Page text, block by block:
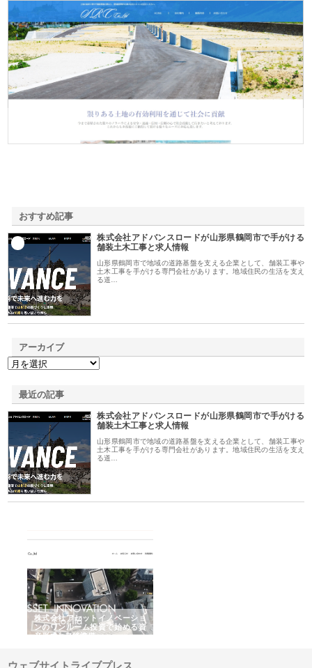
株式会社ＳＲＣ
おすすめ記事
株式会社アドバンスロードが山形県鶴岡市で手がける
舗装土木工事と求人情報
山形県鶴岡市で地域の道路基盤を支える企業として、舗装工事や
土木工事を手がける専門会社があります。地域住民の生活を支え
る道…
アーカイブ
最近の記事
株式会社アドバンスロードが山形県鶴岡市で手がける
舗装土木工事と求人情報
山形県鶴岡市で地域の道路基盤を支える企業として、舗装工事や
土木工事を手がける専門会社があります。地域住民の生活を支え
る道…
株式会社アセットイノベーショ
ンのワンルーム投資で始める資
産形成と老後準備